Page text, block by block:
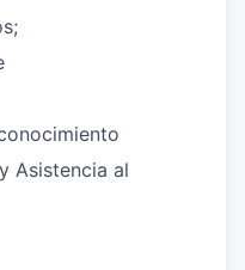
Asistencia al